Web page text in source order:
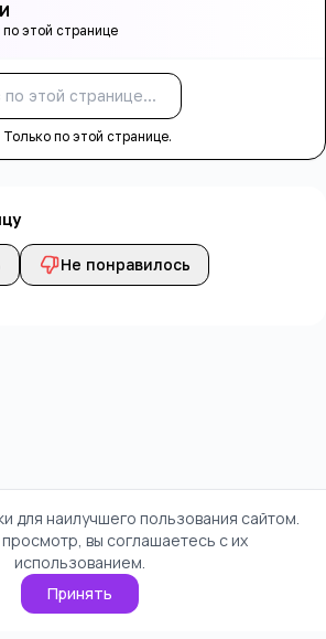
этой странице
Только по этой странице.
Не понравилось
для наилучшего пользования сайтом.
вы соглашаетесь с их
использованием.
Принять